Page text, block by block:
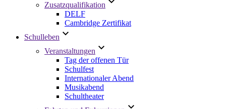
Zusatzqualifikation
DELF
Cambridge Zertifikat
Schulleben
Veranstaltungen
Tag der offenen Tür
Schulfest
Internationaler Abend
Musikabend
Schultheater